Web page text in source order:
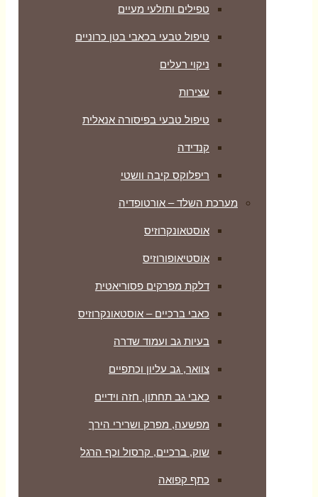
טפילים ותולעי מעיים
טיפול טבעי בכאבי בטן כרוניים
ניקוי רעלים
עצירות
טיפול טבעי בפיסורה אנאלית
קנדידה
ריפלוקס קיבה וושטי
מערכת השלד – אורטופדיה
אוסטאונקרוזיס
אוסטיאופורוזיס
דלקת מפרקים פסוריאטית
כאבי ברכיים – אוסטאונקרוזיס
בעיות גב ועמוד שדרה
צוואר, גב עליון וכתפיים
כאבי גב תחתון, חזה וידיים
מפשעה, מפרק ושרירי הירך
שוק, ברכיים, קרסול וכף הרגל
כתף קפואה